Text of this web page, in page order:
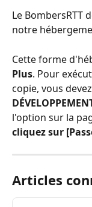
Le BombersRTT
notre
Cette forme
Plus. Pour
copie, vous
l'option sur la
cliquez sur
Articles